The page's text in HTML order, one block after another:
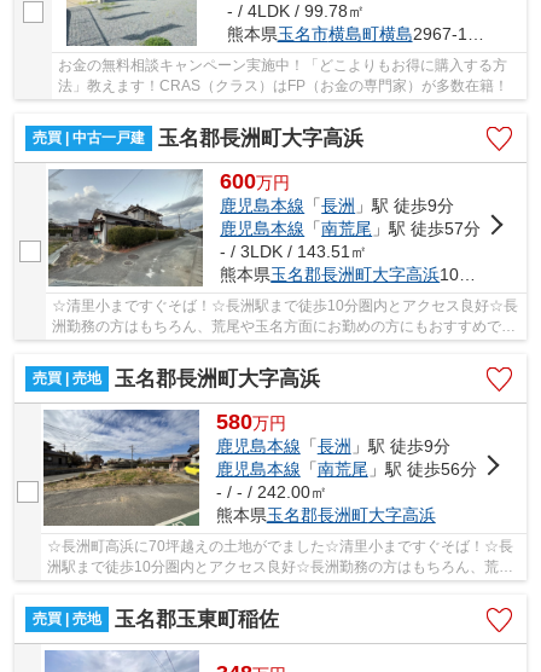
- / 4LDK / 99.78㎡
熊本県玉名市横島町横島2967-12他
お金の無料相談キャンペーン実施中！「どこよりもお得に購入する方
法」教えます！CRAS（クラス）はFP（お金の専門家）が多数在籍！
売買 | 中古一戸建 玉名郡長洲町大字高浜
600万円
鹿児島本線 「長洲 」駅 徒歩9分
鹿児島本線 「南荒尾 」駅 徒歩57分
- / 3LDK / 143.51㎡
熊本県玉名郡長洲町大字高浜1094-1
☆清里小まですぐそば！☆長洲駅まで徒歩10分圏内とアクセス良好☆長
洲勤務の方はもちろん、荒尾や玉名方面にお勤めの方にもおすすめです
売買 | 売地
玉名郡長洲町大字高浜
580万円
鹿児島本線 「長洲 」駅 徒歩9分
鹿児島本線 「南荒尾 」駅 徒歩56分
- / - / 242.00㎡
熊本県玉名郡長洲町大字高浜
☆長洲町高浜に70坪越えの土地がでました☆清里小まですぐそば！☆長
洲駅まで徒歩10分圏内とアクセス良好☆長洲勤務の方はもちろん、荒尾
や玉名方面にお勤めの方にもおすすめです☆清里小・...
売買 | 売地
玉名郡玉東町稲佐